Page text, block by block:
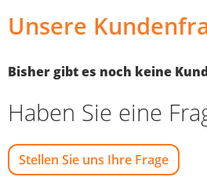
Unsere
Bisher gibt es noch keine
Haben Sie eine
Stellen Sie uns Ihre Frage